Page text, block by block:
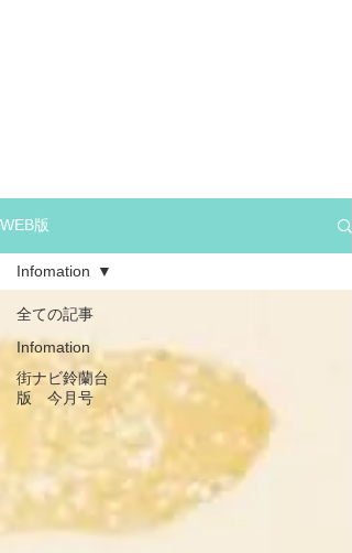
WEB版
全ての記事
Infomation
街ナビ鈴蘭台
版 今月号
Infomation